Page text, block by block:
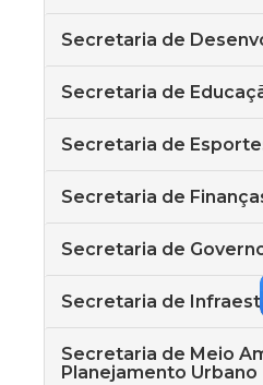
Secretaria de
Secretaria de
Secretaria de
Secretaria de
Secretaria de
Secretaria de
Secretaria de Meio
Planejamento Urbano